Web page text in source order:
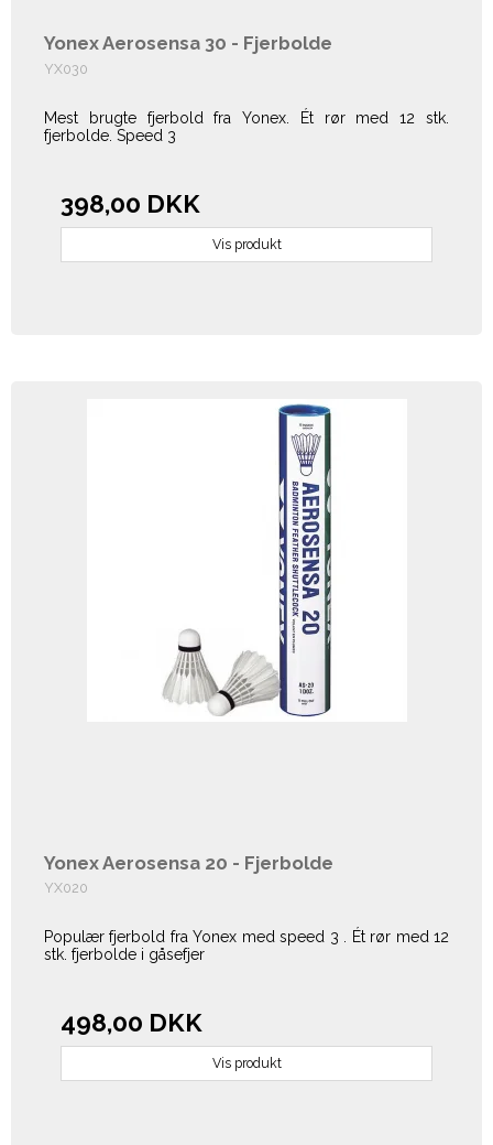
Yonex Aerosensa 30 - Fjerbolde
YX030
Mest brugte fjerbold fra Yonex. Ét rør med 12 stk.
fjerbolde. Speed 3
398,00 DKK
Vis produkt
Yonex Aerosensa 20 - Fjerbolde
YX020
Populær fjerbold fra Yonex med speed 3 . Ét rør med 12
stk. fjerbolde i gåsefjer
498,00 DKK
Vis produkt